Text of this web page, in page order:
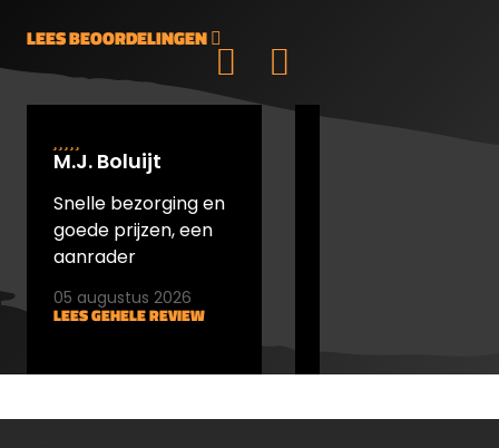
Zoomhendel, Gereedschap.
LEES BEOORDELINGEN
M.J. Boluijt
Snelle bezorging en
goede prijzen, een
aanrader
LEES GEHELE REVIEW
05 augustus 2026